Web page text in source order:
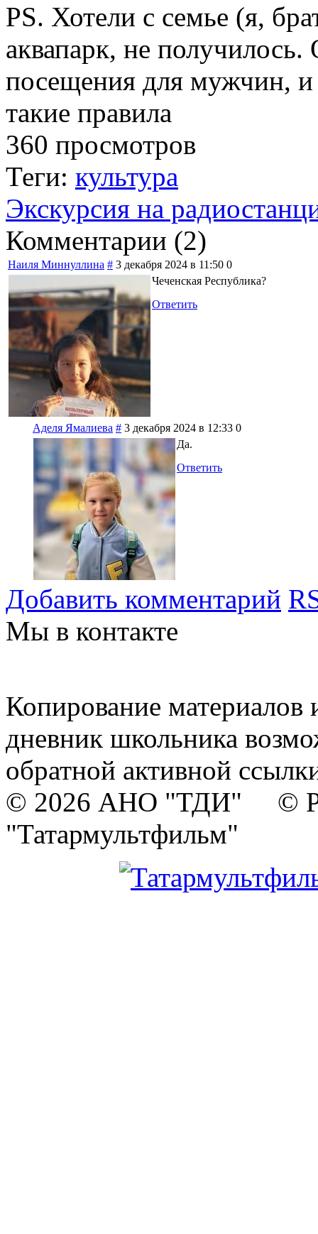
PS. Хотели с семье (я,
аквапарк, не получилось.
посещения для мужчин,
такие правила
360 просмотров
Теги: культура
Экскурсия на
Комментарии (2)
Наиля Миннуллина # 3 декабря 2024 в 11:50 0
Чеченская Республика?
Ответить
Аделя Ямалиева # 3 декабря 2024 в 12:33 0
Да.
Ответить
Добавить комментарий
Мы в контакте
Копирование материалов
дневник школьника
обратной активной
© 2026 АНО "ТДИ" ©
"Татармультфильм"